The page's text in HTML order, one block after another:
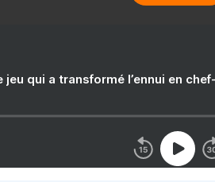
jeu qui a transformé l’ennui en